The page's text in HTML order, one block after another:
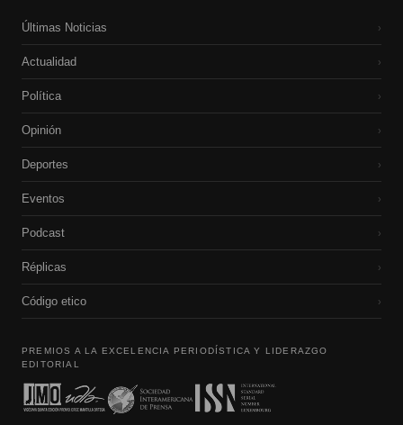
Últimas Noticias ›
Actualidad ›
Política ›
Opinión ›
Deportes ›
Eventos ›
Podcast ›
Réplicas ›
Código etico ›
PREMIOS A LA EXCELENCIA PERIODÍSTICA Y LIDERAZGO
EDITORIAL